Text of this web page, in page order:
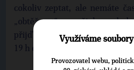
cokoliv zeptat, ale nemáte
„obtěžovat“ s nějakou
přijďte mi říct svůj názor ve
19 h do restaurace Tropic.
Využíváme
Provozovatel webu,